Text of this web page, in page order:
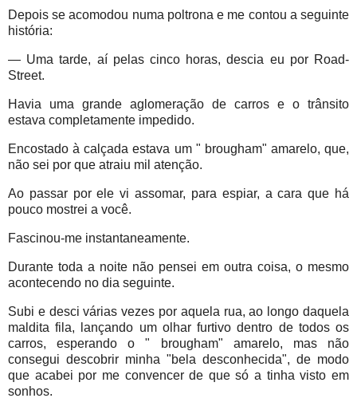
Depois se acomodou numa poltrona e me contou a seguinte
história:
— Uma tarde, aí pelas cinco horas, descia eu por Road-
Street.
Havia uma grande aglomeração de carros e o trânsito
estava completamente impedido.
Encostado à calçada estava um " brougham" amarelo, que,
não sei por que atraiu mil atenção.
Ao passar por ele vi assomar, para espiar, a cara que há
pouco mostrei a você.
Fascinou-me instantaneamente.
Durante toda a noite não pensei em outra coisa, o mesmo
acontecendo no dia seguinte.
Subi e desci várias vezes por aquela rua, ao longo daquela
maldita fila, lançando um olhar furtivo dentro de todos os
carros, esperando o " brougham" amarelo, mas não
consegui descobrir minha "bela desconhecida", de modo
que acabei por me convencer de que só a tinha visto em
sonhos.